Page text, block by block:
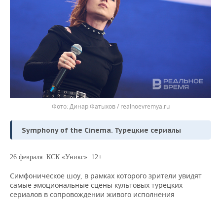
Динар Фатыхов / realnoevremya.ru
Symphony of the Cinema. Турецкие сериалы
26 февраля. КСК «Уникс». 12+
Симфоническое шоу, в рамках которого зрители увидят
самые эмоциональные сцены культовых турецких
сериалов в сопровождении живого исполнения